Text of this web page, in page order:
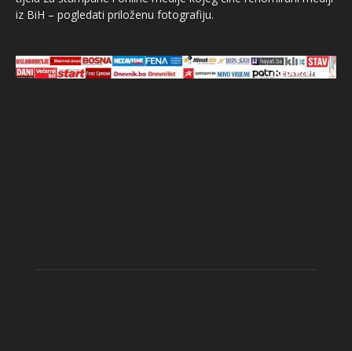
iz BiH – pogledati priloženu fotografiju.